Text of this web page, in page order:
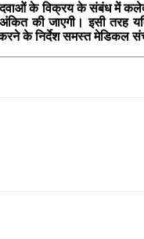
के विक्रय के संबंध में
अंकित की जाएगी। इसी
के निर्देश समस्त मेडिकल